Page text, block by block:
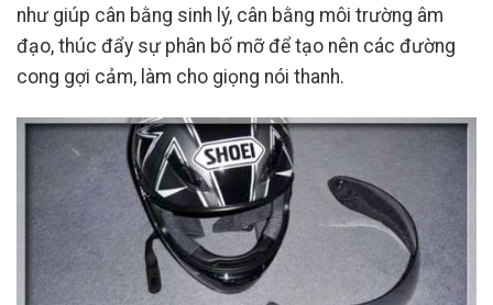
như giúp cân bằng sinh lý, cân bằng môi trường âm
đạo, thúc đẩy sự phân bố mỡ để tạo nên các đường
cong gợi cảm, làm cho giọng nói thanh.